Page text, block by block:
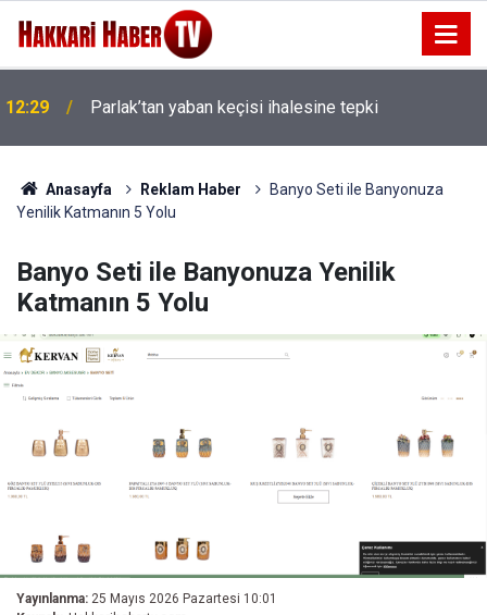
12:29 Parlak’tan yaban keçisi ihalesine tepki
12:17 Amedspor’un gol kralı Diagne gidiyor
Anasayfa Reklam Haber
Banyo Seti ile Banyonuza
Yenilik Katmanın 5 Yolu
Banyo Seti ile Banyonuza Yenilik
Katmanın 5 Yolu
Yayınlanma: 25 Mayıs 2026 Pazartesi 10:01